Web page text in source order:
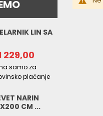
LIN SA
229,00
samo za
plaćanje
NARIN
CM ...